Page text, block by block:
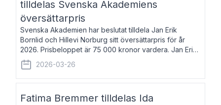
tilldelas Svenska Akademiens
översättarpris
Svenska Akademien har beslutat tilldela Jan Erik
Bornlid och Hillevi Norburg sitt översättarpris för år
2026. Prisbeloppet är 75 000 kronor vardera. Jan Erik
Bornlid, född 1947, är översättare från tyska. Han är
främst känd för sina översät
2026-03-26
Fatima Bremmer tilldelas Ida